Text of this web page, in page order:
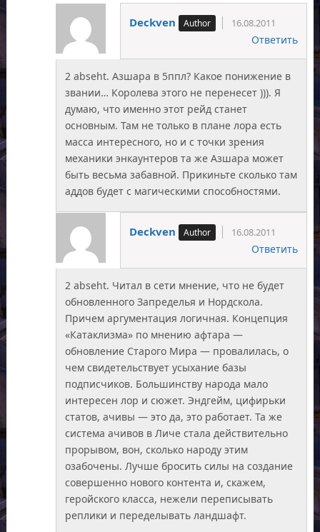
Deckven 16.08.2011
Ответить
2 abseht. Азшара в 5ппл? Какое понижение в
звании… Королева этого не перенесет ))). Я
думаю, что именно этот рейд станет
основным. Там не только в плане лора есть
масса интересного, но и с точки зрения
механики энкаунтеров та же Азшара может
быть весьма забавной. Прикиньте сколько там
аддов будет с магическими способностями.
Deckven 16.08.2011
Ответить
2 abseht. Читал в сети мнение, что не будет
обновленного Запределья и Нордскола.
Причем аргументация логичная. Концепция
«Катаклизма» по мнению афтара —
обновление Старого Мира — провалилась, о
чем свидетельствует усыхание базы
подписчиков. Большинству народа мало
интересен лор и сюжет. Эндгейм, цифирьки
статов, ачивы — это да, это работает. Та же
система ачивов в Личе стала действительно
прорывом, вон, сколько народу этим
озабочены. Лучше бросить силы на создание
совершенно нового контента и, скажем,
геройского класса, нежели переписывать
реплики и переделывать ландшафт.